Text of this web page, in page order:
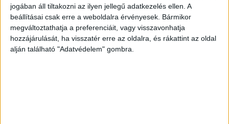
jogában áll tiltakozni az ilyen jellegű adatkezelés ellen. A
beállításai csak erre a weboldalra érvényesek. Bármikor
megváltoztathatja a preferenciáit, vagy visszavonhatja
hozzájárulását, ha visszatér erre az oldalra, és rákattint az oldal
alján található "Adatvédelem" gombra.
4-10 fok lesz, míg délutánra akár 22 fokig is
felmelegedhet a hőmérséklet.
Szerdán jön a napsütés